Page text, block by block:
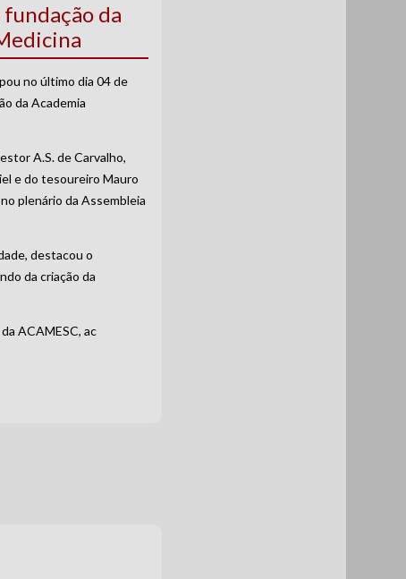
fundação da
no último dia 04 de
da Academia
A.S. de Carvalho,
e do tesoureiro Mauro
plenário da Assembleia
destacou o
da criação da
ACAMESC, ac